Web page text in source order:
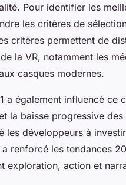
Pour identifier les
les critères de
critères permettent de
la VR, notamment les
casques modernes.
a également influencé ce
la baisse progressive
les développeurs à
renforcé les tendances
exploration, action et